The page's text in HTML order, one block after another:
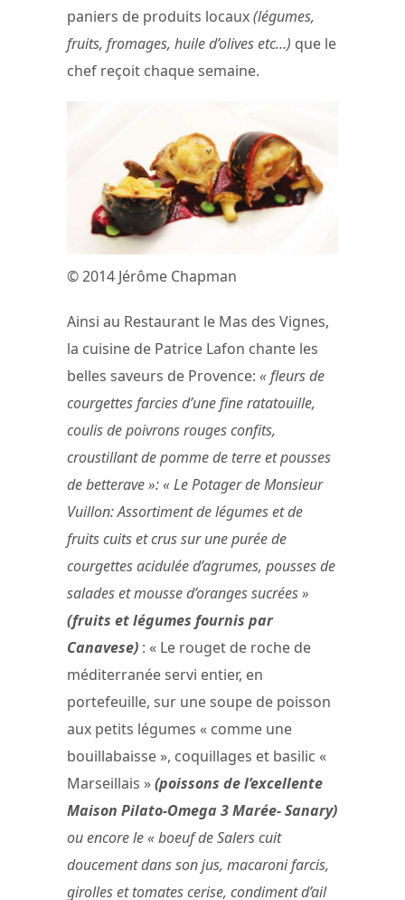
paniers de produits locaux(légumes,
fruits, fromages, huile d’olives etc…) que le
chef reçoit chaque semaine.
© 2014 Jérôme Chapman
Ainsi au Restaurant le Mas des Vignes,
la cuisine de Patrice Lafon chante les
belles saveurs de Provence: « fleurs de
courgettes farcies d’une fine ratatouille,
coulis de poivrons rouges confits,
croustillant de pomme de terre et pousses
de betterave »: « Le Potager de Monsieur
Vuillon: Assortiment de légumes et de
fruits cuits et crus sur une purée de
courgettes acidulée d’agrumes, pousses de
salades et mousse d’oranges sucrées »
(fruits et légumes fournis par
Canavese) : « Le rouget de roche de
méditerranée servi entier, en
portefeuille, sur une soupe de poisson
aux petits légumes « comme une
bouillabaisse », coquillages et basilic «
Marseillais »(poissons de l’excellente
Maison Pilato-Omega 3 Marée- Sanary)
ou encore le « boeuf de Salers cuit
doucement dans son jus, macaroni farcis,
girolles et tomates cerise, condiment d’ail